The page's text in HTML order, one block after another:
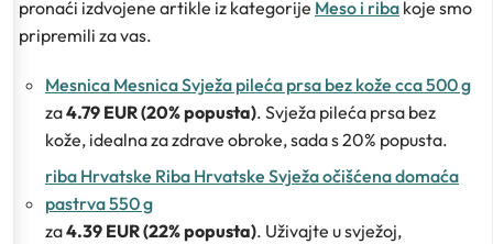
pronaći izdvojene artikle iz kategorije Meso i riba koje smo
pripremili za vas.
Mesnica Mesnica Svježa pileća prsa bez kože cca 500 g
za4.79 EUR (20% popusta). Svježa pileća prsa bez
kože, idealna za zdrave obroke, sada s 20% popusta.
riba Hrvatske Riba Hrvatske Svježa očišćena domaća
pastrva 550 g
za4.39 EUR (22% popusta). Uživajte u svježoj,